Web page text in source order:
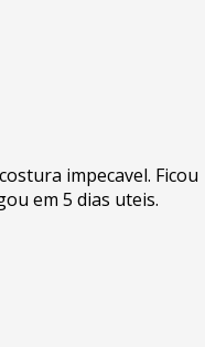
impecavel. Ficou
em 5 dias uteis.